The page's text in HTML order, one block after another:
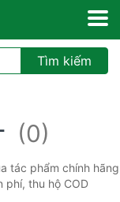
Tìm kiếm
(0)
tác phẩm chính hãng
phí, thu hộ COD